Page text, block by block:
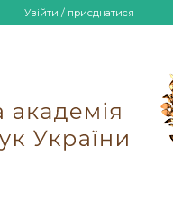
Увійти / приєднатися